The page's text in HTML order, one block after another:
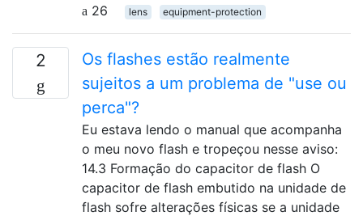
26
lens equipment-protection
2
Os flashes estão realmente
sujeitos a um problema de "use ou
perca"?
Eu estava lendo o manual que acompanha
o meu novo flash e tropeçou nesse aviso:
14.3 Formação do capacitor de flash O
capacitor de flash embutido na unidade de
flash sofre alterações físicas se a unidade